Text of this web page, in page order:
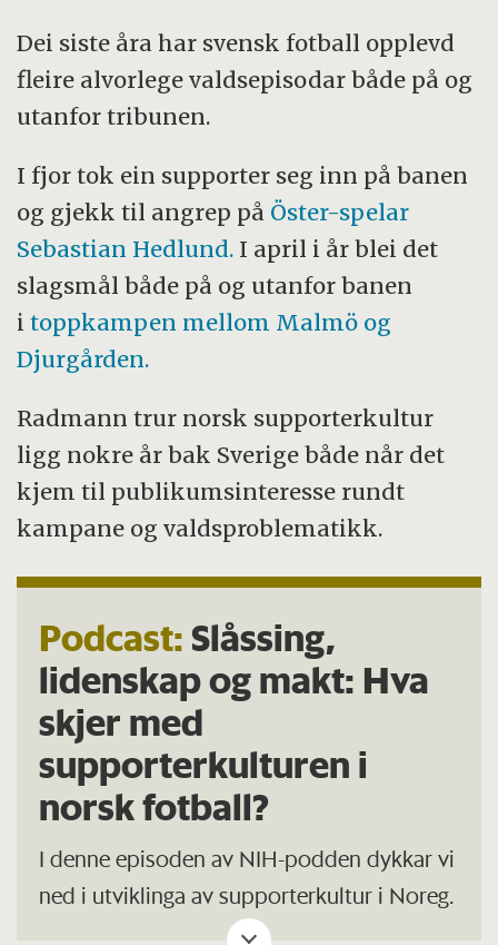
Dei siste åra har svensk fotball opplevd
fleire alvorlege valdsepisodar både på og
utanfor tribunen.
I fjor tok ein supporter seg inn på banen
og gjekk til angrep på Öster-spelar
Sebastian Hedlund. I april i år blei det
slagsmål både på og utanfor banen
itoppkampen mellom Malmö og
Djurgården.
Radmann trur norsk supporterkultur
ligg nokre år bak Sverige både når det
kjem til publikumsinteresse rundt
kampane og valdsproblematikk.
Podcast: Slåssing,
lidenskap og makt: Hva
skjer med
supporterkulturen i
norsk fotball?
I denne episoden av NIH-podden dykkar vi
ned i utviklinga av supporterkultur i Noreg.